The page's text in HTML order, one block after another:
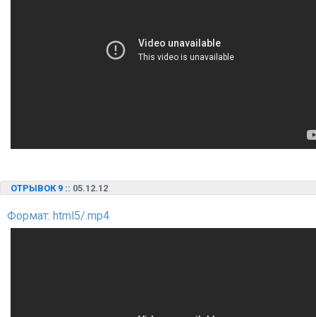
ОТРЫВОК 9 :: 05.12.12
Формат: html5/.mp4